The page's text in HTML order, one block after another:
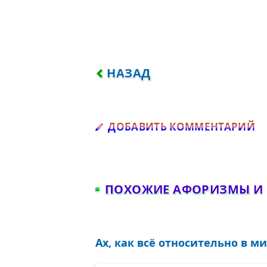
ПРЕДЫДУЩИЙ: ВСЕМ
НАЗАД
ДОБАВИТЬ КОММЕНТАРИЙ
ПОХОЖИЕ АФОРИЗМЫ И
Ах, как всё относительно в